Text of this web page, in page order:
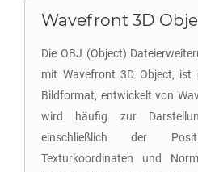
Wavefront 3D
Die OBJ (Object)
mit Wavefront 3D Object, ist
Bildformat, entwickelt von
wird häufig zur
einschließlich der
Texturkoordinaten und